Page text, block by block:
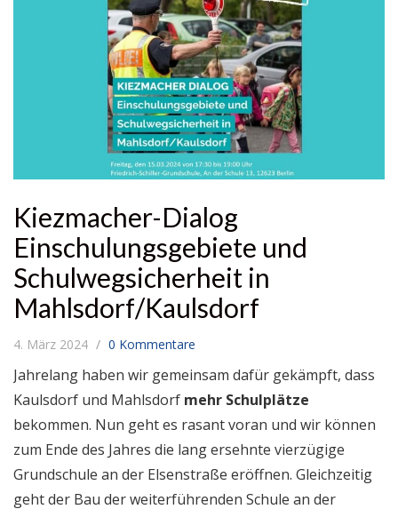
Kiezmacher-Dialog
Einschulungsgebiete und
Schulwegsicherheit in
Mahlsdorf/Kaulsdorf
4. März 2024 0 Kommentare
Jahrelang haben wir gemeinsam dafür gekämpft, dass
Kaulsdorf und Mahlsdorf mehr Schulplätze
bekommen. Nun geht es rasant voran und wir können
zum Ende des Jahres die lang ersehnte vierzügige
Grundschule an der Elsenstraße eröffnen. Gleichzeitig
geht der Bau der weiterführenden Schule an der